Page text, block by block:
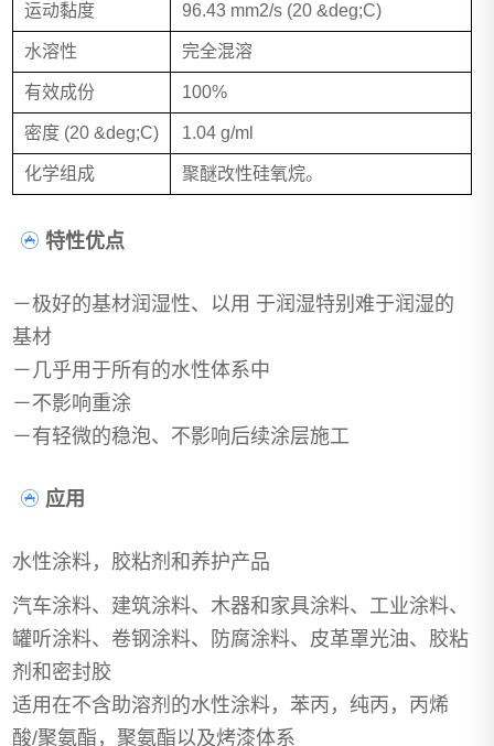
运动黏度 96.43 mm2/s (20 &deg;C)
水溶性 完全混溶
有效成份 100%
密度 (20 &deg;C) 1.04 g/ml
化学组成 聚醚改性硅氧烷。
特性优点
－极好的基材润湿性、以用 于润湿特别难于润湿的
基材
－几乎用于所有的水性体系中
－不影响重涂
－有轻微的稳泡、不影响后续涂层施工
应用
水性涂料，胶粘剂和养护产品
汽车涂料、建筑涂料、木器和家具涂料、工业涂料、
罐听涂料、卷钢涂料、防腐涂料、皮革罩光油、胶粘
剂和密封胶
适用在不含助溶剂的水性涂料，苯丙，纯丙，丙烯
酸/聚氨酯，聚氨酯以及烤漆体系